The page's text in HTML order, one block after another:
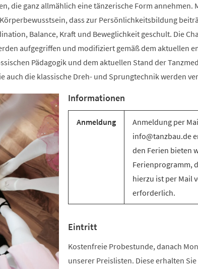
die ganz allmählich eine tänzerische Form annehmen.
dass zur Persönlichkeitsbildung
Balance, Kraft und Beweglichkeit geschult. Die
aufgegriffen und modifiziert gemäß dem aktuellen
Pädagogik und dem aktuellen Stand der
auch die klassische Dreh- und Sprungtechnik werden
Informationen
Anmeldung
Anmeldung per
info@tanzbau.de
den Ferien bieten
Ferienprogramm,
hierzu ist per Mail
erforderlich.
Eintritt
Kostenfreie Probestunde, danach
unserer Preislisten. Diese erhalten Sie